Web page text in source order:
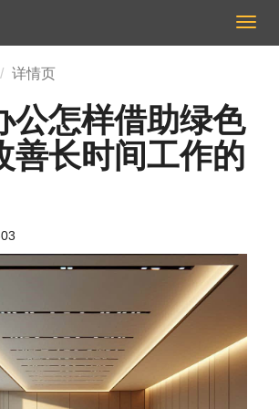
切
换
详情页
公怎样借助绿色
善长时间工作的